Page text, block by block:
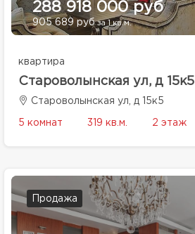
288 918 000 руб
905 689 рубза 1 кв.м.
квартира
Староволынская ул, д 15к5
Староволынская ул, д 15к5
5 комнат 319 кв.м. 2 этаж
Продажа